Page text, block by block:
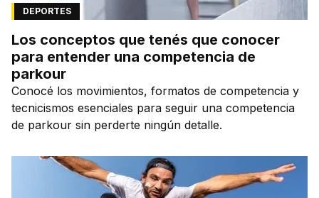
DEPORTES
Los conceptos que tenés que conocer
para entender una competencia de
parkour
Conocé los movimientos, formatos de competencia y
tecnicismos esenciales para seguir una competencia
de parkour sin perderte ningún detalle.